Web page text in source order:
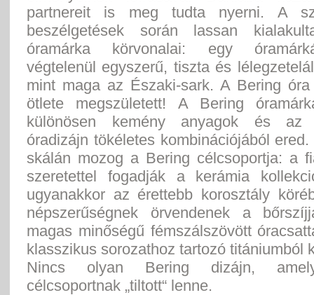
partnereit is meg tudta nyerni. A
beszélgetések során lassan
óramárka körvonalai: egy
végtelenül egyszerű, tiszta és
mint maga az Északi-sark. A Bering óra
ötlete megszületett! A Bering
különösen kemény anyagok és az
óradizájn tökéletes kombinációjából
skálán mozog a Bering célcsoportja: a
szeretettel fogadják a kerámia
ugyanakkor az érettebb korosztály
népszerűségnek örvendenek a
magas minőségű fémszálszövött
klasszikus sorozathoz tartozó titániumból
Nincs olyan Bering dizájn,
célcsoportnak „tiltott“ lenne.